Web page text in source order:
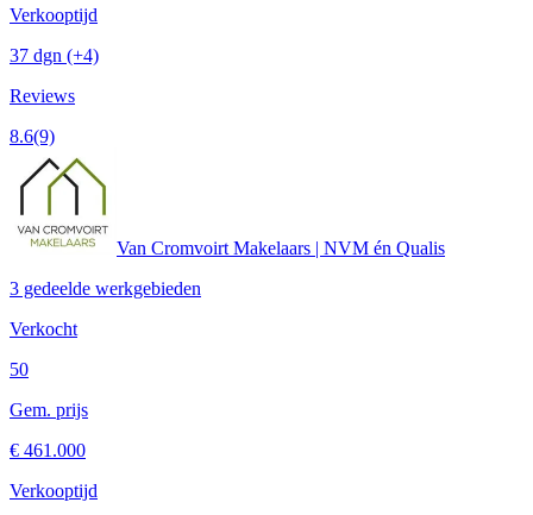
Verkooptijd
37 dgn (+4)
Reviews
8.6(9)
Van Cromvoirt Makelaars | NVM én Qualis
3 gedeelde werkgebieden
Verkocht
50
Gem. prijs
€ 461.000
Verkooptijd